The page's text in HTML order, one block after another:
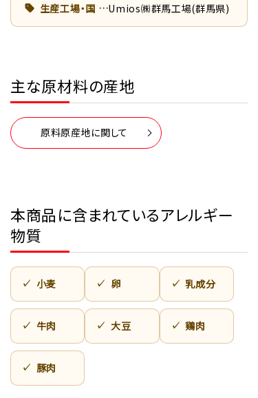
生産工場・国 Umios㈱群馬工場(群馬県)
主な原材料の産地
原料原産地に関して
本商品に含まれているアレルギー
物質
小麦 卵 乳成分
牛肉 大豆 鶏肉
豚肉